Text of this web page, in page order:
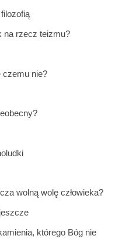
na rzecz teizmu?
czemu nie?
wolną wolę człowieka?
którego Bóg nie